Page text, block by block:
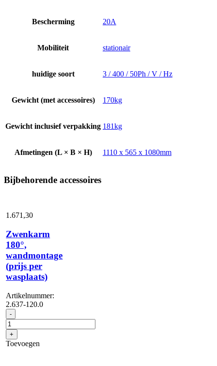
Bescherming 20A
Mobiliteit stationair
huidige soort 3 / 400 / 50Ph / V / Hz
Gewicht (met accessoires) 170kg
Gewicht inclusief verpakking 181kg
Afmetingen (L × B × H) 1110 x 565 x 1080mm
Bijbehorende accessoires
1.671,30
Zwenkarm
180°,
wandmontage
(prijs per
wasplaats)
Artikelnummer:
2.637-120.0
- Zwenkarm
180°,
wandmontage
(prijs
per
+
Toevoegen